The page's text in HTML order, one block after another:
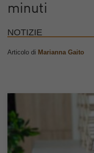
minuti
NOTIZIE
Articolo di Marianna Gaito